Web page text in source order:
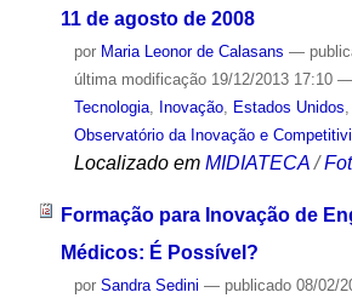
11 de agosto de 2008
por Maria Leonor de Calasans —
última modificação19/12/2013 17:10 —
Tecnologia, Inovação, Estados Unidos
Observatório da Inovação e
Localizado em MIDIATECA /
Formação para Inovação de
Médicos: É Possível?
por Sandra Sedini — publicado08/02/